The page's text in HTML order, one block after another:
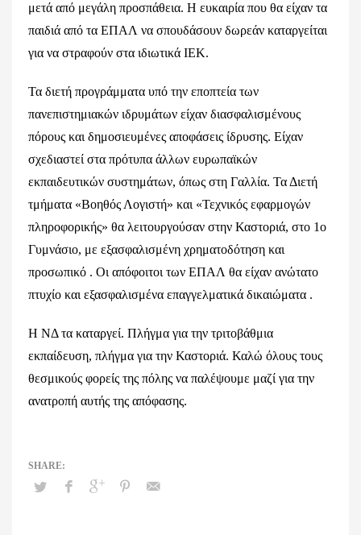
μετά από μεγάλη προσπάθεια. Η ευκαιρία που θα είχαν τα
παιδιά από τα ΕΠΑΛ να σπουδάσουν δωρεάν καταργείται
για να στραφούν στα ιδιωτικά ΙΕΚ.
Τα διετή προγράμματα υπό την εποπτεία των
πανεπιστημιακών ιδρυμάτων είχαν διασφαλισμένους
πόρους και δημοσιευμένες αποφάσεις ίδρυσης. Είχαν
σχεδιαστεί στα πρότυπα άλλων ευρωπαϊκών
εκπαιδευτικών συστημάτων, όπως στη Γαλλία. Τα Διετή
τμήματα «Βοηθός Λογιστή» και «Τεχνικός εφαρμογών
πληροφορικής» θα λειτουργούσαν στην Καστοριά, στο 1ο
Γυμνάσιο, με εξασφαλισμένη χρηματοδότηση και
προσωπικό . Οι απόφοιτοι των ΕΠΑΛ θα είχαν ανώτατο
πτυχίο και εξασφαλισμένα επαγγελματικά δικαιώματα .
Η ΝΔ τα καταργεί. Πλήγμα για την τριτοβάθμια
εκπαίδευση, πλήγμα για την Καστοριά. Καλώ όλους τους
θεσμικούς φορείς της πόλης να παλέψουμε μαζί για την
ανατροπή αυτής της απόφασης.